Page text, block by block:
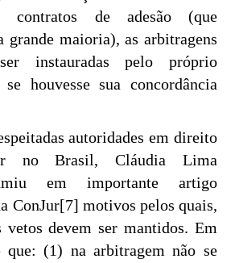
contratos de adesão (que
grande maioria), as arbitragens
instauradas pelo próprio
houvesse sua concordância
autoridades em direito
no Brasil, Cláudia Lima
em importante artigo
ConJur[7] motivos pelos quais,
vetos devem ser mantidos. Em
que: (1) na arbitragem não se